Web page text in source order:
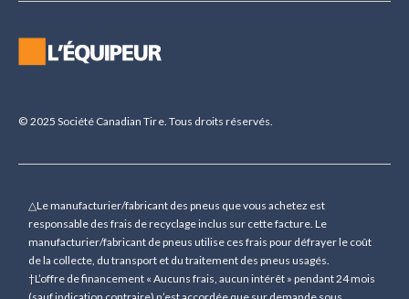
© 2025 Société Canadian Tire. Tous droits réservés.
△Le manufacturier/fabricant des pneus que vous achetez est
responsable des frais de recyclage inclus sur cette facture. Le
manufacturier/fabricant de pneus utilise ces frais pour défrayer le coût
de la collecte, du transport et du traitement des pneus usagés.
†L’offre de financement « Aucuns frais, aucun intérêt » pendant 24 mois